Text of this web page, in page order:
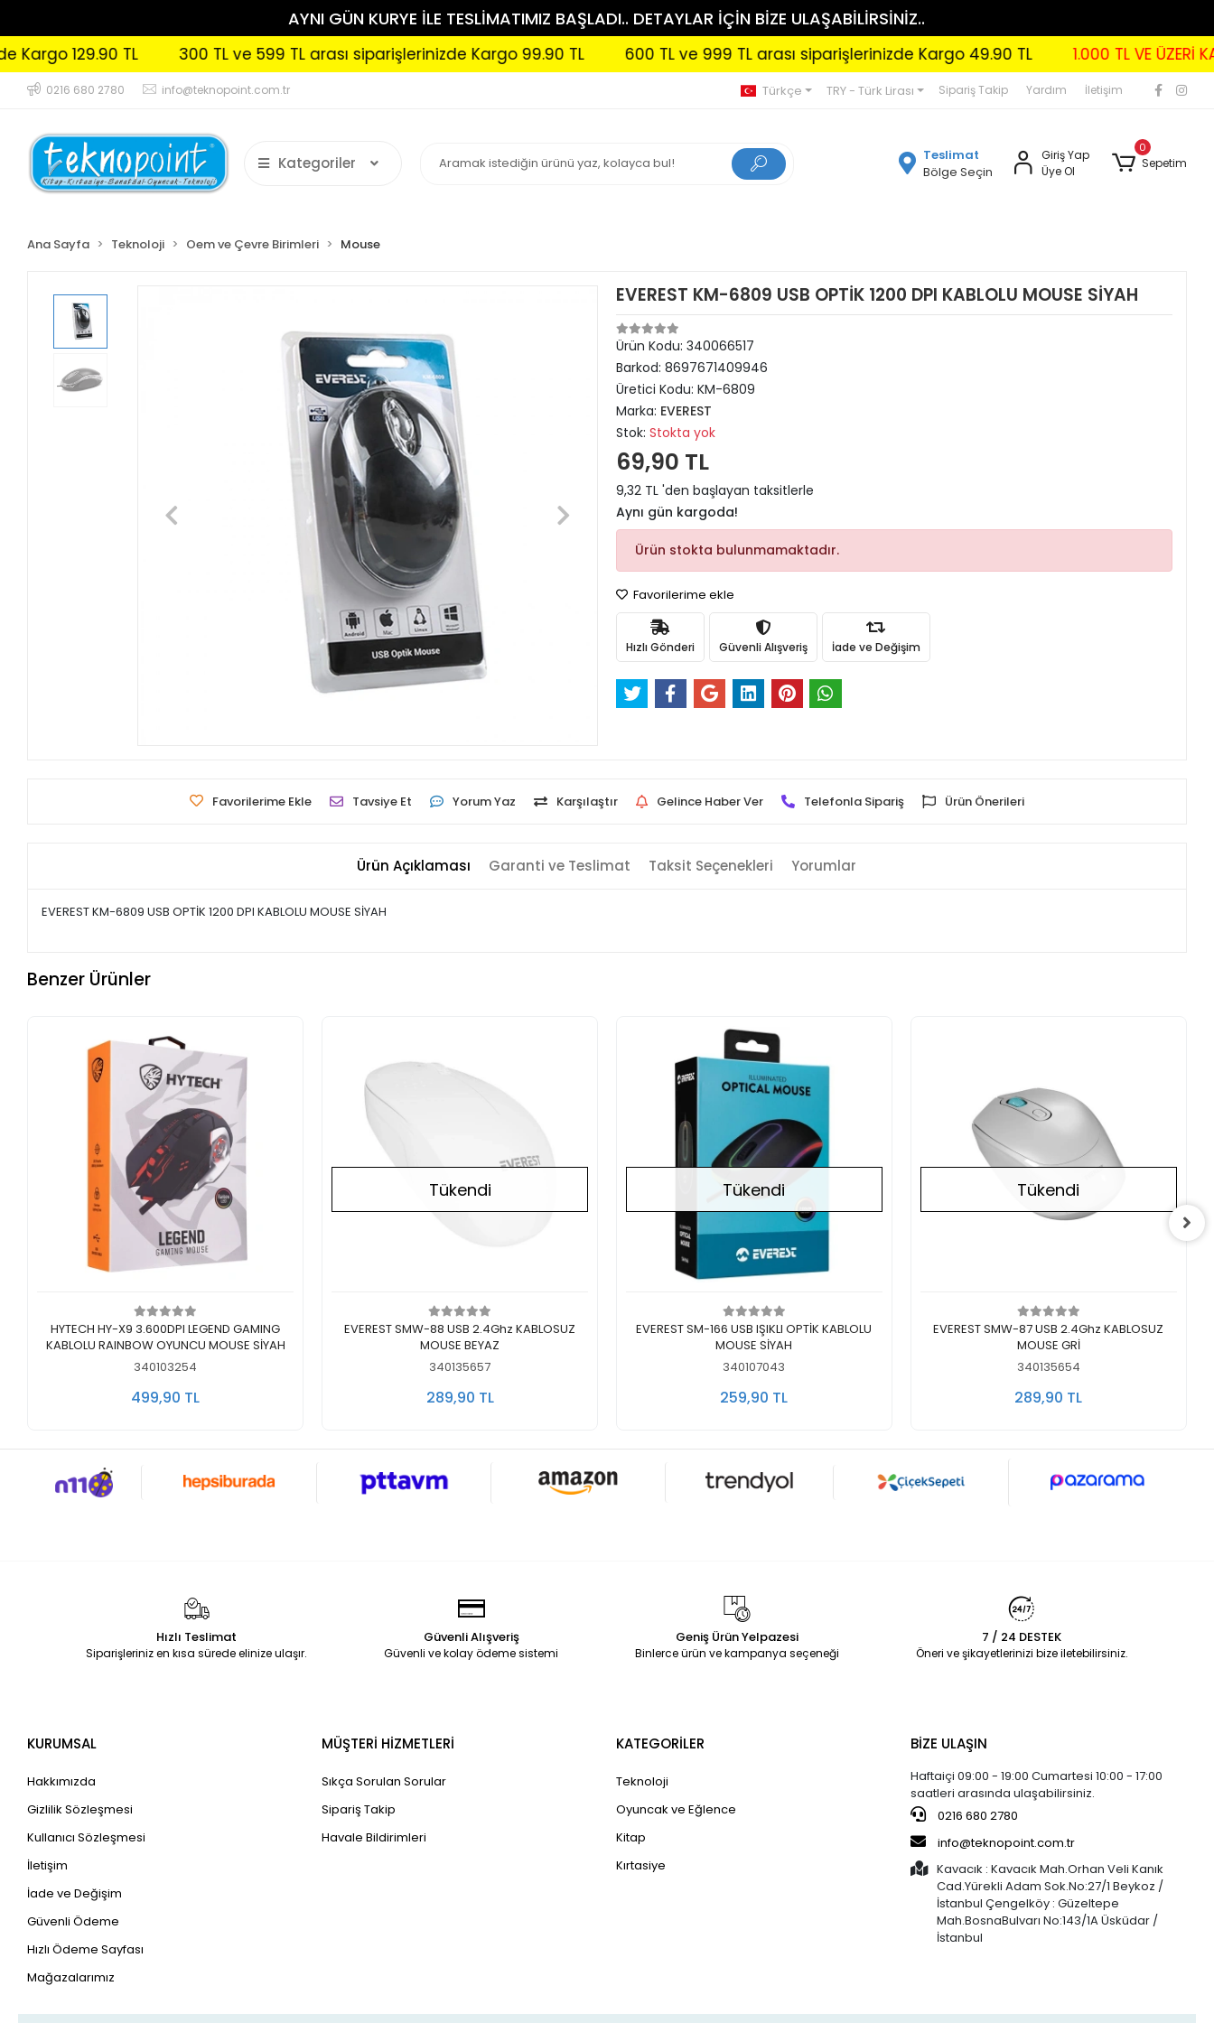
AYNI GÜN KURYE İLE TESLİMATIMIZ BAŞLADI.. DETAYLAR İÇİN BİZE ULAŞABİLİRSİNİZ..
129.90 TL 300 TL ve 599 TL arası siparişlerinizde Kargo 99.90 TL 600 TL ve 999 TL arası siparişlerinizde Kargo 49.90 TL 1.000 TL VE ÜZERİ KARGO
0216 680 2780 info@teknopoint.com.tr Türkçe TRY - Türk Lirası Sipariş Takip Yardım İletişim
Kategoriler
Teslimat
Bölge Seçin
Giriş Yap
Üye Ol
0
Sepetim
Ana Sayfa Teknoloji Oem ve Çevre Birimleri Mouse
EVEREST KM-6809 USB OPTİK 1200 DPI KABLOLU MOUSE SİYAH
Ürün Kodu: 340066517
Barkod: 8697671409946
Üretici Kodu: KM-6809
Marka: EVEREST
Stok: Stokta yok
69,90 TL
9,32 TL 'den başlayan taksitlerle
Aynı gün kargoda!
Ürün stokta bulunmamaktadır.
Favorilerime ekle
Hızlı Gönderi Güvenli Alışveriş İade ve Değişim
Favorilerime Ekle Tavsiye Et Yorum Yaz Karşılaştır Gelince Haber Ver Telefonla Sipariş Ürün Önerileri
Ürün Açıklaması Garanti ve Teslimat Taksit Seçenekleri Yorumlar
EVEREST KM-6809 USB OPTİK 1200 DPI KABLOLU MOUSE SİYAH
Benzer Ürünler
Sepete Ekle
HYTECH HY-X9 3.600DPI LEGEND GAMING
KABLOLU RAINBOW OYUNCU MOUSE SİYAH
340103254
499,90 TL
Stokta Yok
Tükendi
EVEREST SMW-88 USB 2.4Ghz KABLOSUZ
MOUSE BEYAZ
340135657
289,90 TL
Stokta Yok
Tükendi
EVEREST SM-166 USB IŞIKLI OPTİK KABLOLU
MOUSE SİYAH
340107043
259,90 TL
Stokta Yok
Tükendi
EVEREST SMW-87 USB 2.4Ghz KABLOSUZ
MOUSE GRİ
340135654
289,90 TL
Hızlı Teslimat
Siparişleriniz en kısa sürede elinize ulaşır.
Güvenli Alışveriş
Güvenli ve kolay ödeme sistemi
Geniş Ürün Yelpazesi
Binlerce ürün ve kampanya seçeneği
7 / 24 DESTEK
Öneri ve şikayetlerinizi bize iletebilirsiniz.
KURUMSAL
Hakkımızda
Gizlilik Sözleşmesi
Kullanıcı Sözleşmesi
İletişim
İade ve Değişim
Güvenli Ödeme
Hızlı Ödeme Sayfası
Mağazalarımız
MÜŞTERİ HİZMETLERİ
Sıkça Sorulan Sorular
Sipariş Takip
Havale Bildirimleri
KATEGORİLER
Teknoloji
Oyuncak ve Eğlence
Kitap
Kırtasiye
BİZE ULAŞIN
Haftaiçi 09:00 - 19:00 Cumartesi 10:00 - 17:00
saatleri arasında ulaşabilirsiniz.
0216 680 2780
info@teknopoint.com.tr
Kavacık : Kavacık Mah.Orhan Veli Kanık
Cad.Yürekli Adam Sok.No:27/1 Beykoz /
İstanbul Çengelköy : Güzeltepe
Mah.BosnaBulvarı No:143/1A Üsküdar /
İstanbul